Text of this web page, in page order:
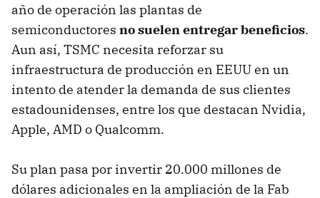
año de operación las plantas de
semiconductores no suelen entregar beneficios.
Aun así, TSMC necesita reforzar su
infraestructura de producción en EEUU en un
intento de atender la demanda de sus clientes
estadounidenses, entre los que destacan Nvidia,
Apple, AMD o Qualcomm.
Su plan pasa por invertir 20.000 millones de
dólares adicionales en la ampliación de la Fab